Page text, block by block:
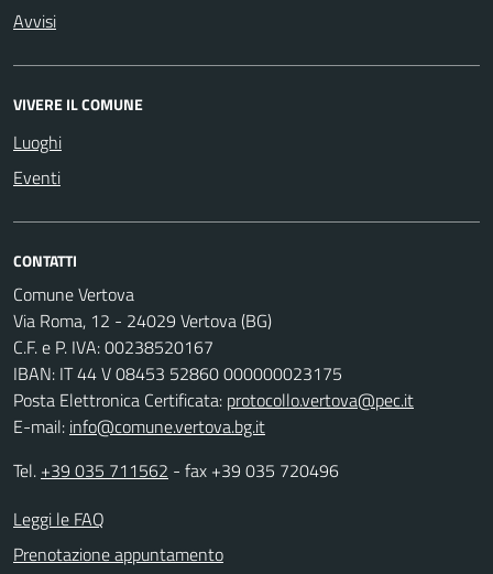
Avvisi
VIVERE IL COMUNE
Luoghi
Eventi
CONTATTI
Comune Vertova
Via Roma, 12 - 24029 Vertova (BG)
C.F. e P. IVA: 00238520167
IBAN: IT 44 V 08453 52860 000000023175
Posta Elettronica Certificata: protocollo.vertova@pec.it
E-mail: info@comune.vertova.bg.it
Tel. +39 035 711562 - fax +39 035 720496
Leggi le FAQ
Prenotazione appuntamento